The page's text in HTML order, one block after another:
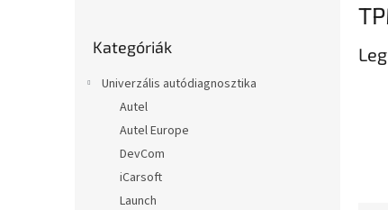
átugrása
Kategóriák
Univerzális autódiagnosztika
Autel
Autel Europe
DevCom
iCarsoft
Launch